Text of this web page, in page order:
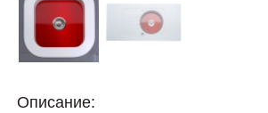
Описание: